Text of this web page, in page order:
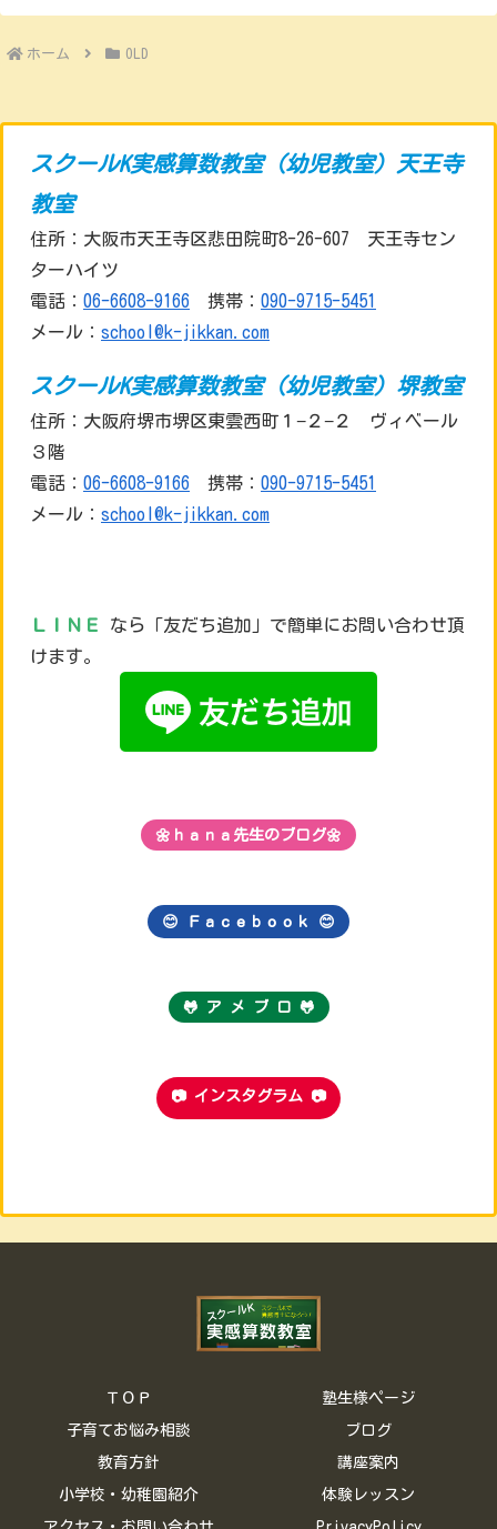
ホーム OLD
スクールK実感算数教室（幼児教室）天王寺
教室
住所：大阪市天王寺区悲田院町8-26-607 天王寺セン
ターハイツ
電話： 06-6608-9166 携帯： 090-9715-5451
メール： school@k-jikkan.com
スクールK実感算数教室（幼児教室）堺教室
住所：大阪府堺市堺区東雲西町１−２−２ ヴィベール
３階
電話： 06-6608-9166 携帯： 090-9715-5451
メール： school@k-jikkan.com
ＬＩＮＥ
なら「友だち追加」で簡単にお問い合わせ頂
けます。
🌼ｈａｎａ先生のブログ🌼
😊 Ｆａｃｅｂｏｏｋ 😊
🐸 ア メ ブ ロ 🐸
📷 インスタグラム 📷
ＴＯＰ 塾生様ページ
子育てお悩み相談 ブログ
教育方針 講座案内
小学校・幼稚園紹介 体験レッスン